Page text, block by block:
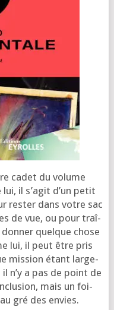
cadet du volume
lui, il s’a­git d’un petit
res­ter dans votre sac
de vue, ou pour traî­
quelque chose
lui, il peut être pris
mis­sion étant lar­ge­
n’y a pas de point de
mais un foi­
gré des envies.